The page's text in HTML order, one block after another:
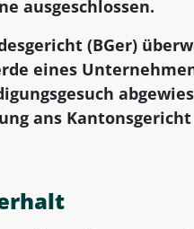
ausgeschlossen.
(BGer)
eines
ans